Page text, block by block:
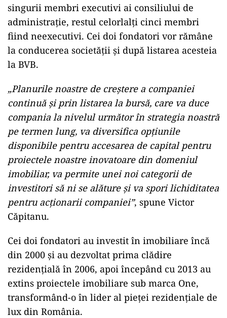
singurii membri executivi ai consiliului de
administrație, restul celorlalți cinci membri
fiind neexecutivi. Cei doi fondatori vor rămâne
la conducerea societății și după listarea acesteia
la BVB.
„Planurile noastre de creștere a companiei
continuă și prin listarea la bursă, care va duce
compania la nivelul următor în strategia noastră
pe termen lung, va diversifica opțiunile
disponibile pentru accesarea de capital pentru
proiectele noastre inovatoare din domeniul
imobiliar, va permite unei noi categorii de
investitori să ni se alăture și va spori lichiditatea
pentru acționarii companiei”, spune Victor
Căpitanu.
Cei doi fondatori au investit în imobiliare încă
din 2000 și au dezvoltat prima clădire
rezidențială în 2006, apoi începând cu 2013 au
extins proiectele imobiliare sub marca One,
transformând-o în lider al pieței rezidențiale de
lux din România.